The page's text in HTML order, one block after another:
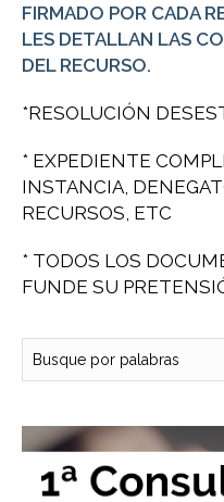
FIRMADO POR CADA
LES DETALLAN LAS
DEL RECURSO.
*RESOLUCIÓN
* EXPEDIENTE
INSTANCIA,
RECURSOS, ETC
* TODOS LOS
FUNDE SU